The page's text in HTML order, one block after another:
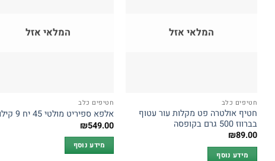
המלאי אזל
חטיפים כלב
חטיף אולטרה פט מקלות עור עטוף
בברווז 500 גרם בקופסה
₪89.00
מידע נוסף
המלאי אזל
חטיפים כלב
אלפא ספיריט מולטי 45 יח 9 קילוגרם
₪549.00
מידע נוסף